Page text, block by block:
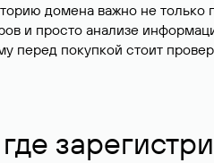
домена важно не
и просто анализе
перед покупкой стоит
где